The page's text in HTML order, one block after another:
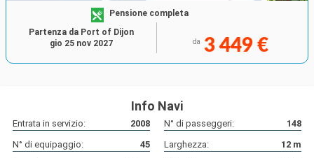
Pensione completa
da 3 449 €
Partenza da Port of Dijon
gio 25 nov 2027
Info Navi
Entrata in servizio: 2008 N° di passeggeri:
148
N° di equipaggio:
45 Larghezza: 12 m